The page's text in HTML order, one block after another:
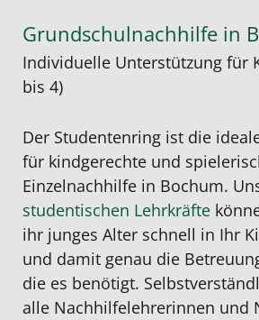
Grundschulnachhilfe in
Individuelle Unterstützung für
bis 4)
Der Studentenring ist die
für kindgerechte und
Einzelnachhilfe in Bochum.
studentischen Lehrkräfte
ihr junges Alter schnell in Ihr
und damit genau die
die es benötigt.
alle Nachhilfelehrerinnen und